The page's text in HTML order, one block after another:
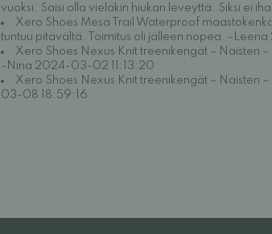
vuoksi. Saisi olla vieläkin hiukan leveyttä. Siksi ei
Xero Shoes Mesa Trail Waterproof
tuntuu pitävältä. Toimitus oli jälleen nopea. -Leena
Xero Shoes Nexus Knit treenikengät – Naisten
-Nina 2024-03-02 11:13:20
Xero Shoes Nexus Knit treenikengät – Naisten
03-08 18:59:16